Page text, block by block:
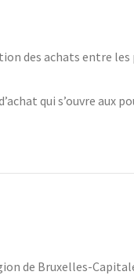
des achats entre les
qui s’ouvre aux
de Bruxelles-